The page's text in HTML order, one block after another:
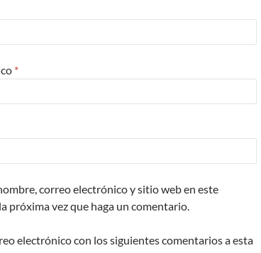
*
correo electrónico y sitio web en este
próxima vez que haga un comentario.
electrónico con los siguientes comentarios a esta